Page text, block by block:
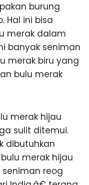
burung
Hal ini bisa
merak dalam
banyak seniman
merak biru yang
bulu merak
merak hijau
sulit ditemui.
dibutuhkan
merak hijau
seniman reog